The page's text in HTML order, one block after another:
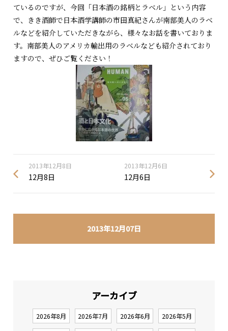
2013年12月07日
ているのですが、今回「日本酒の銘柄とラベル」という内容
で、きき酒師で日本酒学講師の市田真紀さんが南部美人のラベ
ルなどを紹介していただきながら、様々なお話を書いておりま
す。南部美人のアメリカ輸出用のラベルなども紹介されており
ますので、ぜひご覧ください！
2013年12月8日
12月8日
2013年12月6日
12月6日
アーカイブ
2026年8月 2026年7月 2026年6月 2026年5月